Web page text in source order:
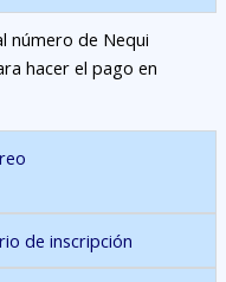
número de Nequi
hacer el pago en
de inscripción